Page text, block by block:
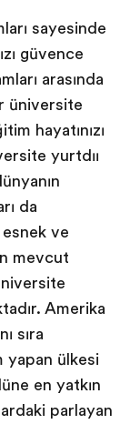
sayesinde
güvence
arasında
üniversite
hayatınızı
yurtdışı
da
ve
mevcut
Amerika
sıra
yapan ülkesi
en yatkın
parlayan